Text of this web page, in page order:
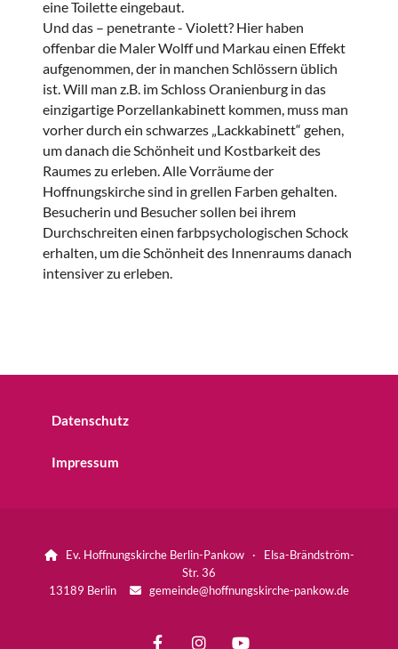
eine Toilette eingebaut.
Und das – penetrante - Violett? Hier haben
offenbar die Maler Wolff und Markau einen Effekt
aufgenommen, der in manchen Schlössern üblich
ist. Will man z.B. im Schloss Oranienburg in das
einzigartige Porzellankabinett kommen, muss man
vorher durch ein schwarzes „Lackkabinett“ gehen,
um danach die Schönheit und Kostbarkeit des
Raumes zu erleben. Alle Vorräume der
Hoffnungskirche sind in grellen Farben gehalten.
Besucherin und Besucher sollen bei ihrem
Durchschreiten einen farbpsychologischen Schock
erhalten, um die Schönheit des Innenraums danach
intensiver zu erleben.
Datenschutz
Impressum
Ev. Hoffnungskirche Berlin-Pankow · Elsa-Brändström-
Str. 36
13189 Berlin
 gemeinde@hoffnungskirche-pankow.de